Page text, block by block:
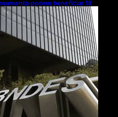
podem beneficiar 18